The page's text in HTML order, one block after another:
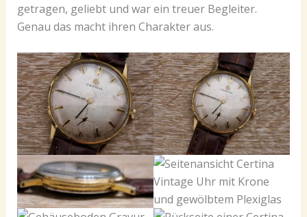
getragen, geliebt und war ein treuer Begleiter.
Genau das macht ihren Charakter aus.